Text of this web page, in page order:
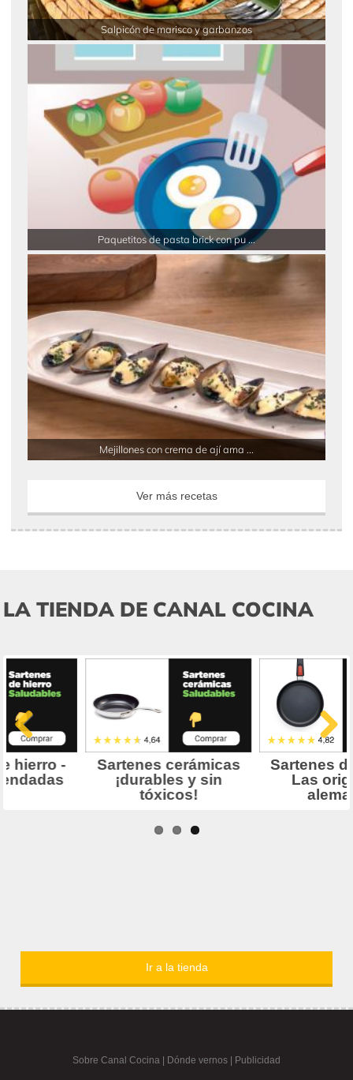
Salpicón de marisco y garbanzos
Paquetitos de pasta brick con pu ...
Mejillones con crema de ají ama ...
Ver más recetas
LA TIENDA DE CANAL COCINA
Ir a la tienda
Sobre Canal Cocina Dónde vernos | Publicidad